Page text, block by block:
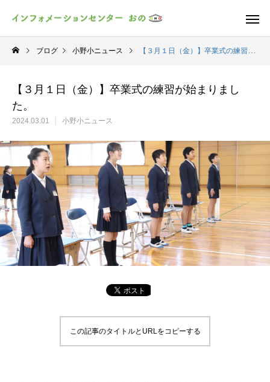
ブログ 小野小ニュース 【３月１日（金）】卒業式の練習が始まりました。
【３月１日（金）】卒業式の練習が始まりまし
た。
2024.03.01 小野小ニュース
この記事のタイトルとURLをコピーする